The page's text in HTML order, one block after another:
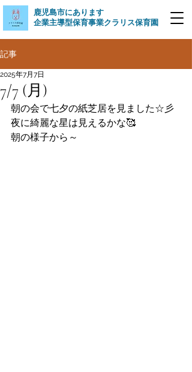
​鹿児島市にあります
企業主導型保育事業クラリス保育園
記事
7/7 (月)
2025年7月7日
朝の会で七夕の紙芝居を見ました☆彡
夜に綺麗な星は見えるかな🥰
朝の様子から～